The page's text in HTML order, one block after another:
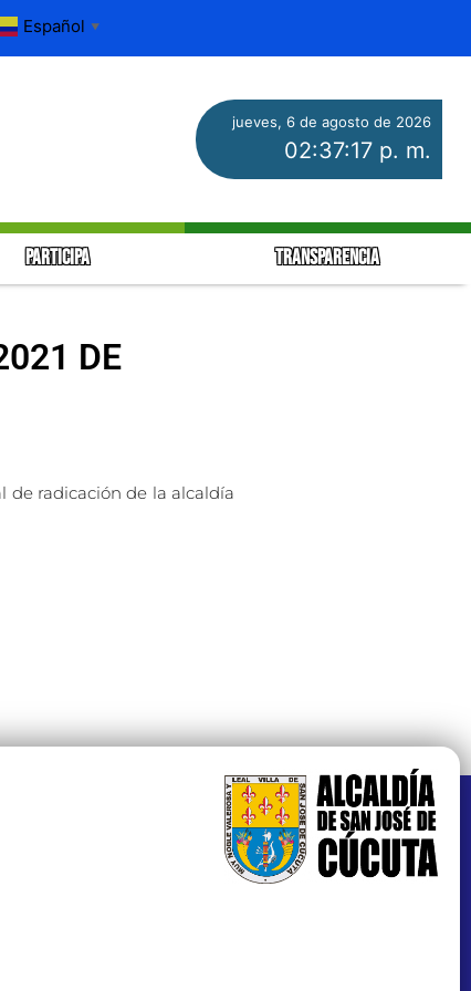
Español ▼
jueves, 6 de agosto de 2026
02:37:17 p. m.
PARTICIPA TRANSPARENCIA
DE
de radicación de la alcaldía